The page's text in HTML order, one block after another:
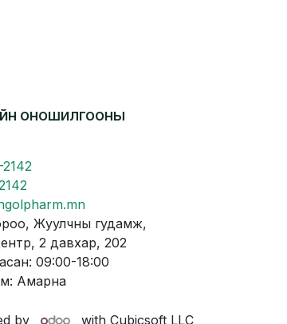
оношилгооны
Жуулчны гудамж,
2 давхар, 202
09:00-18:00
Амарна
by with Cubicsoft LLC